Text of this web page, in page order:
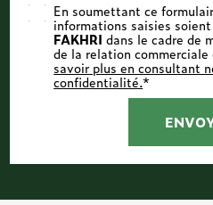
En soumettant ce
informations saisies
FAKHRI dans le cadre de
de la relation
savoir plus en consultant
confidentialité.*